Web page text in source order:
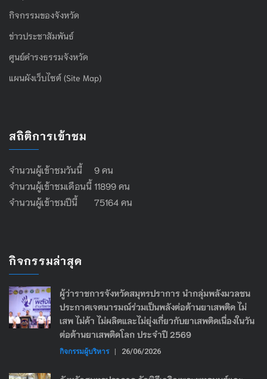
กิจกรรมของจังหวัด
ข่าวประชาสัมพันธ์
ศูนย์ดำรงธรรมจังหวัด
แผนผังเว็บไซต์ (Site Map)
สถิติการเข้าชม
จำนวนผู้เข้าชมวันนี้ 9 คน
จำนวนผู้เข้าชมเดือนนี้ 11899 คน
จำนวนผู้เข้าชมปีนี้ 75164 คน
กิจกรรมล่าสุด
ผู้ว่าราชการจังหวัดสมุทรปราการ นำกลุ่มพลังมวลชน
ประกาศเจตนารมณ์ร่วมเป็นพลังต่อต้านยาเสพติด ไม่
เสพ ไม่ค้า ไม่ผลิตและไม่ยุ่งเกี่ยวกับยาเสพติดเนื่องในวัน
ต่อต้านยาเสพติดโลก ประจำปี 2569
กิจกรรมผู้บริหาร | 26/06/2026